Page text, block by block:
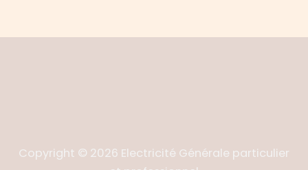
Copyright © 2026 Electricité Générale particulier